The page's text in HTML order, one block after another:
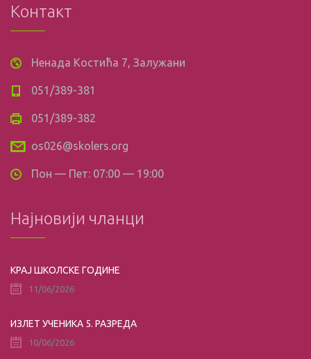
Контакт
Ненада Костића 7, Залужани
051/389-381
051/389-382
os026@skolers.org
Пон — Пет: 07:00 — 19:00
Најновији чланци
КРАЈ ШКОЛСКЕ ГОДИНЕ
11/06/2026
ИЗЛЕТ УЧЕНИКА 5. РАЗРЕДА
10/06/2026